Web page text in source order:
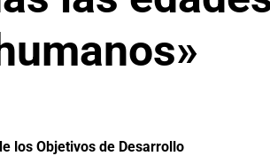
los Objetivos de Desarrollo